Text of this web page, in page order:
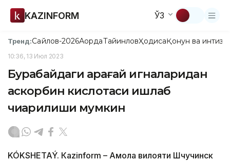
KAZINFORM ЎЗ
Тренд:Сайлов-2026АқордаТайинловҲодисаҚонун ва
10:36, 13 Июл 2023
Бурабайдаги қарағай игналаридан
аскорбин кислотаси ишлаб
чиқарилиши мумкин
KÓKSHETAÝ. Кazinform – Ақмола вилояти Шчучинск